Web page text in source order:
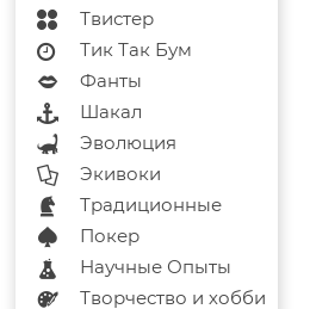
Твистер
Тик Так Бум
Фанты
Шакал
Эволюция
Экивоки
Традиционные
Покер
Научные Опыты
Творчество и хобби